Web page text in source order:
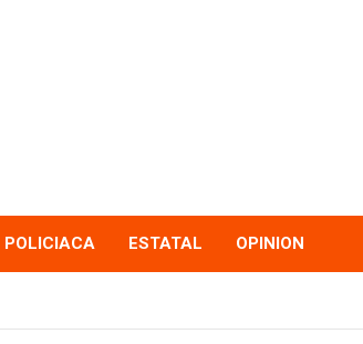
POLICIACA ESTATAL OPINION